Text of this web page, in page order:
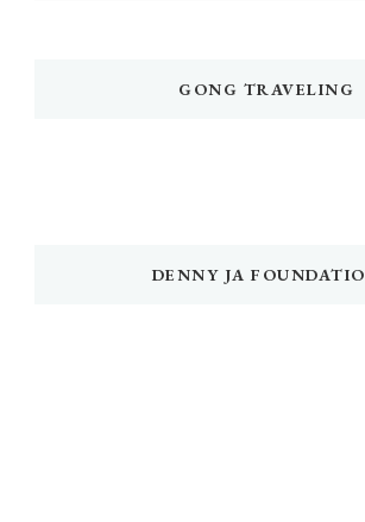
GONG TRAVELING
DENNY JA